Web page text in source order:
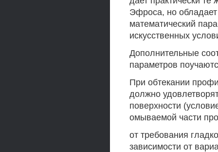
Эфроса, но
математический
искусственных
Дополнительные
параметров
При обтекании
должно
поверхности
омываемой части
от требования
зависимости от